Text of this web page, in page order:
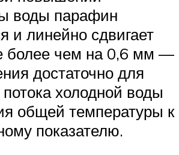
воды парафин
и линейно сдвигает
более чем на 0,6 мм —
достаточно для
холодной воды
общей температуры к
показателю.